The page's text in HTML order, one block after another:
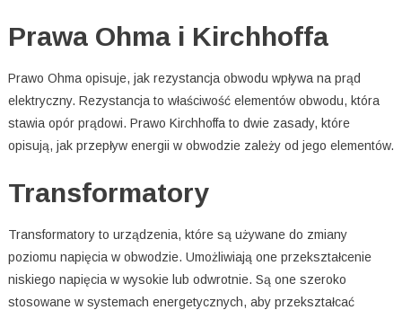
Prawa Ohma i Kirchhoffa
Prawo Ohma opisuje, jak rezystancja obwodu wpływa na prąd
elektryczny. Rezystancja to właściwość elementów obwodu, która
stawia opór prądowi. Prawo Kirchhoffa to dwie zasady, które
opisują, jak przepływ energii w obwodzie zależy od jego elementów.
Transformatory
Transformatory to urządzenia, które są używane do zmiany
poziomu napięcia w obwodzie. Umożliwiają one przekształcenie
niskiego napięcia w wysokie lub odwrotnie. Są one szeroko
stosowane w systemach energetycznych, aby przekształcać